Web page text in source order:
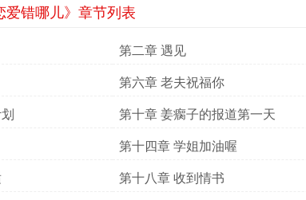
爱错哪儿》章节列表
第二章 遇见
第六章 老夫祝福你
第十章 姜瘸子的报道第一天
第十四章 学姐加油喔
第十八章 收到情书